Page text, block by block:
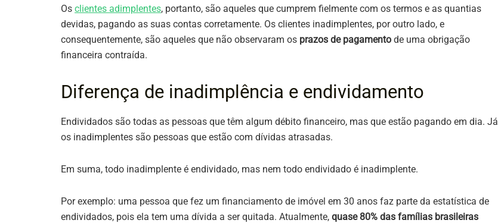
Os clientes adimplentes, portanto, são aqueles que cumprem fielmente com os termos e as quantias
devidas, pagando as suas contas corretamente. Os clientes inadimplentes, por outro lado, e
consequentemente, são aqueles que não observaram os prazos de pagamento de uma obrigação
financeira contraída.
Diferença de inadimplência e endividamento
Endividados são todas as pessoas que têm algum débito financeiro, mas que estão pagando em dia. Já
os inadimplentes são pessoas que estão com dívidas atrasadas.
Em suma, todo inadimplente é endividado, mas nem todo endividado é inadimplente.
Por exemplo: uma pessoa que fez um financiamento de imóvel em 30 anos faz parte da estatística de
endividados, pois ela tem uma dívida a ser quitada. Atualmente, quase 80% das famílias brasileiras